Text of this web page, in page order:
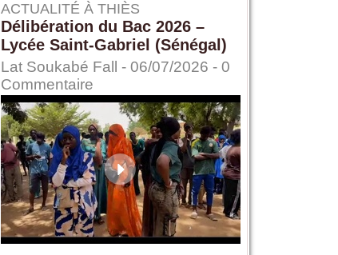
ACTUALITÉ À THIÈS
Délibération du Bac 2026 –
Lycée Saint-Gabriel (Sénégal)
Lat Soukabé Fall - 06/07/2026 - 0
Commentaire